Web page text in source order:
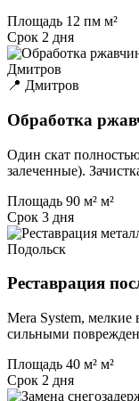
Площадь 12 пм м²
Срок 2 дня
📍 Дмитров
Обработка
Один скат
залеченные).
Площадь 90 м² м²
Срок 3 дня
Подольск
Реставрация
Mera System,
сильными
Площадь 40 м² м²
Срок 2 дня